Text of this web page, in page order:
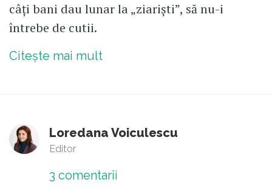
câți bani dau lunar la „ziariști”, să nu-i
întrebe de cutii.
Citește mai mult
Loredana Voiculescu
Editor
3 comentarii